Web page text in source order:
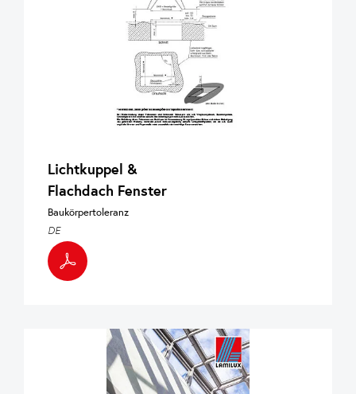
Lichtkuppel &
Flachdach Fenster
Baukörpertoleranz
DE